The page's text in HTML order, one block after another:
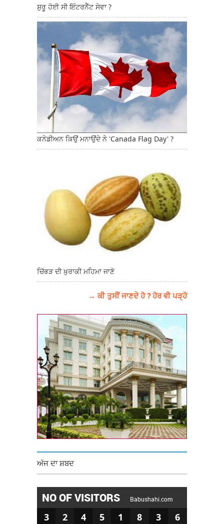
ਸ਼ੁਰੂ ਹੋਈ ਸੀ ਇੰਟਰਨੈੱਟ ਸੇਵਾ ?
ਕਨੇਡੀਅਨ ਕਿਉਂ ਮਨਾਉਂਦੇ ਨੇ 'Canada Flag Day' ?
ਚਿੱਭੜ ਦੀ ਖ਼ੁਰਾਕੀ ਮਹਿਮਾ ਜਾਣੋ
→ ਕੀ ਤੁਸੀਂ ਜਾਣਦੇ ਹੋ ? ਹੋਰ ਵੀ ਪੜ੍ਹੋ
ਅੱਜ ਦਾ ਸ਼ਬਦ
NO OF VISITORS Babushahi.com
3 2 4 5 1 8 3 6